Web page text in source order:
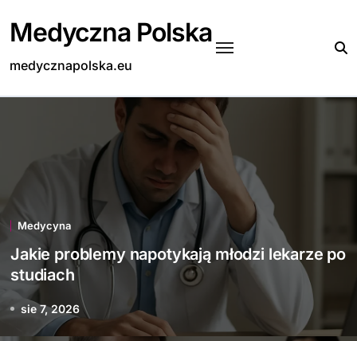
content
Medyczna Polska
medycznapolska.eu
Medycyna
Jakie problemy napotykają młodzi lekarze po
studiach
sie 7, 2026